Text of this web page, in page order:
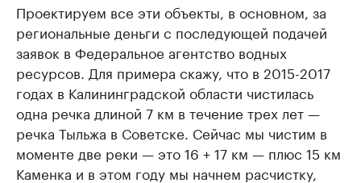
Проектируем все эти объекты, в основном, за
региональные деньги с последующей подачей
заявок в Федеральное агентство водных
ресурсов. Для примера скажу, что в 2015-2017
годах в Калининградской области чистилась
одна речка длиной 7 км в течение трех лет —
речка Тыльжа в Советске. Сейчас мы чистим в
моменте две реки — это 16 + 17 км — плюс 15 км
Каменка и в этом году мы начнем расчистку,